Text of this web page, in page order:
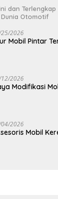
dan Terlengkap
Otomotif
2026
Mobil Pintar
2026
Modifikasi
2026
Mobil